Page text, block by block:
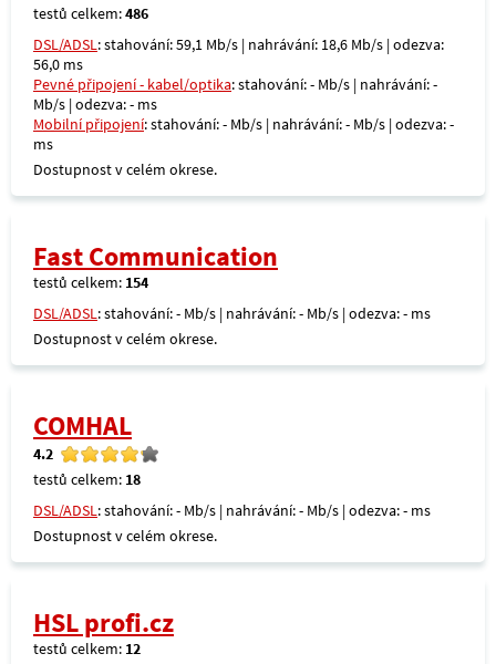
testů celkem:486
DSL/ADSL: stahování: 59,1 Mb/s | nahrávání: 18,6 Mb/s | odezva:
56,0 ms
Pevné připojení - kabel/optika: stahování: - Mb/s | nahrávání: -
Mb/s | odezva: - ms
Mobilní připojení: stahování: - Mb/s | nahrávání: - Mb/s | odezva: -
ms
Dostupnost v celém okrese.
Fast Communication
testů celkem: 154
DSL/ADSL: stahování: - Mb/s | nahrávání: - Mb/s | odezva: - ms
Dostupnost v celém okrese.
COMHAL
4.2
testů celkem: 18
DSL/ADSL: stahování: - Mb/s | nahrávání: - Mb/s | odezva: - ms
Dostupnost v celém okrese.
HSL profi.cz
testů celkem: 12